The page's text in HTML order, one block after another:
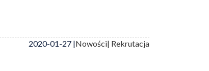
2020-01-27 |Nowości| Rekrutacja